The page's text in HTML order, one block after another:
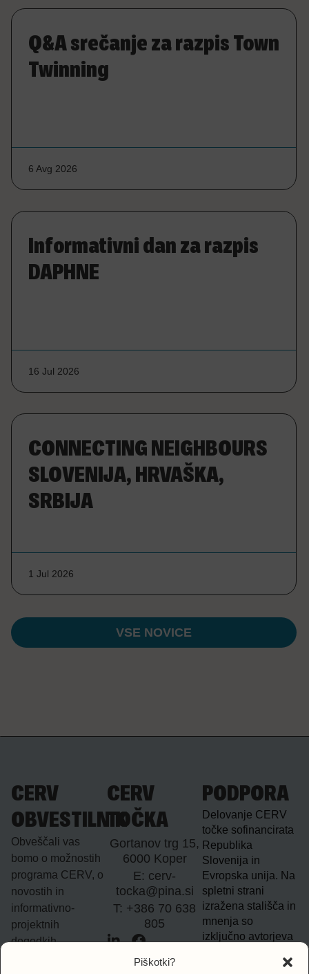
Piškotki?
VSE NOVICE
Q&A srečanje za razpis Town
Twinning
6 Avg 2026
Informativni dan za razpis
DAPHNE
16 Jul 2026
CONNECTING NEIGHBOURS
SLOVENIJA, HRVAŠKA,
SRBIJA
1 Jul 2026
CERV
TOČKA
Gortanov trg 15,
6000 Koper
E: cerv-
tocka@pina.si
T: +386 70 638
805
CERV
OBVESTILNIK
Obveščali vas
bomo o možnostih
programa CERV, o
novostih in
informativno-
projektnih
dogodkih.
PODPORA
Delovanje CERV
točke sofinancirata
Republika
Slovenija in
Evropska unija. Na
spletni strani
izražena stališča in
mnenja so
izključno avtorjeva
odražajo mnenj in